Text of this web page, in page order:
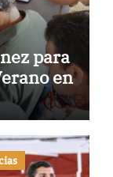
para
en